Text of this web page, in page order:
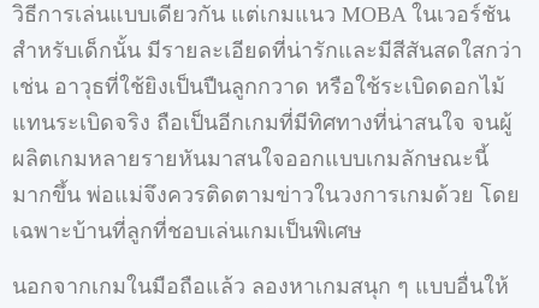
วิธีการเล่นแบบเดียวกัน แต่เกมแนว MOBA ในเวอร์ชัน
สำหรับเด็กนั้น มีรายละเอียดที่น่ารักและมีสีสันสดใสกว่า
เช่น อาวุธที่ใช้ยิงเป็นปืนลูกกวาด หรือใช้ระเบิดดอกไม้
แทนระเบิดจริง ถือเป็นอีกเกมที่มีทิศทางที่น่าสนใจ จนผู้
ผลิตเกมหลายรายหันมาสนใจออกแบบเกมลักษณะนี้
มากขึ้น พ่อแม่จึงควรติดตามข่าวในวงการเกมด้วย โดย
เฉพาะบ้านที่ลูกที่ชอบเล่นเกมเป็นพิเศษ
นอกจากเกมในมือถือแล้ว ลองหาเกมสนุก ๆ แบบอื่นให้